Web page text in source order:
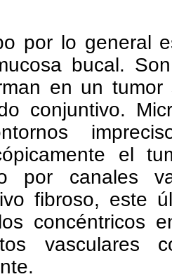
por lo general
bucal.
en un
conjuntivo.
el
por canales
fibroso, este
concéntricos
vasculares